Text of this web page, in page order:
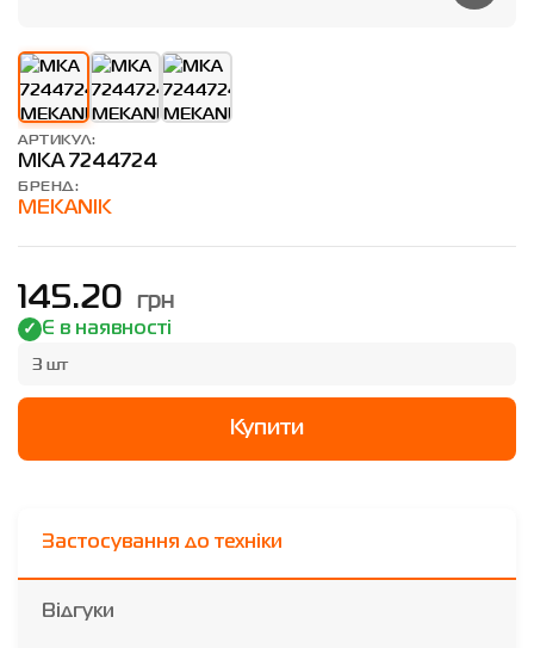
АРТИКУЛ:
MKA 7244724
БРЕНД:
MEKANIK
145.20 грн
Є в наявності
3 шт
Купити
Застосування до техніки
Відгуки